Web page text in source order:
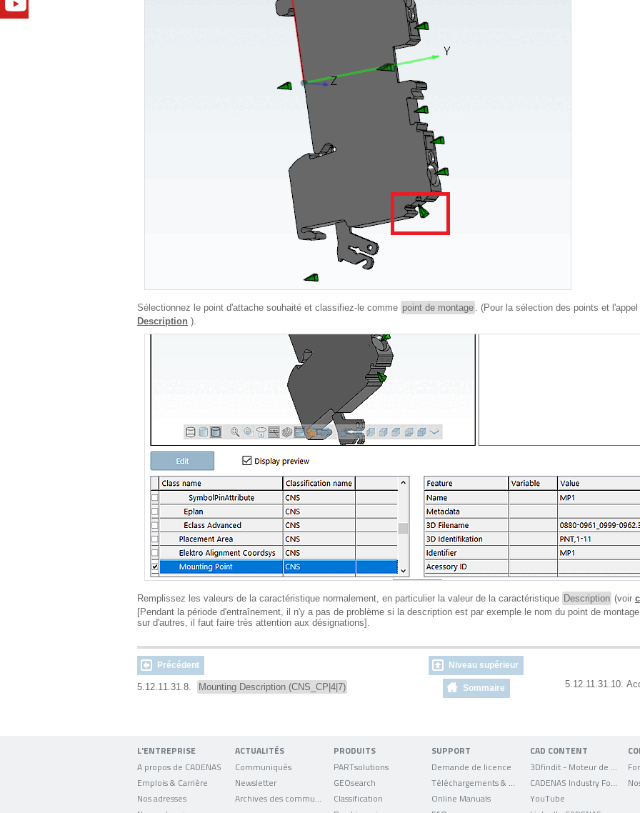
Sélectionnez le point d'attache souhaité et classifiez-le comme point de montage . (Pour la sélection des points et
Description ).
Remplissez les valeurs de la caractéristique normalement, en particulier la valeur de la caractéristique Description (voir
[Pendant la période d'entraînement, il n'y a pas de problème si la description est par exemple le nom du point de
sur d'autres, il faut faire très attention aux désignations].
Précédent Niveau supérieur
5.12.11.31.8. Mounting Description (CNS_CP|4|7) Sommaire 5.12.11.31.10.
L'ENTREPRISE
A propos de CADENAS
Emplois & Carrière
Nos adresses
ACTUALITÉS
Communiqués
Newsletter
PRODUITS
PARTsolutions
GEOsearch
Classification
SUPPORT
Demande de licence
Online Manuals
CAD CONTENT
YouTube